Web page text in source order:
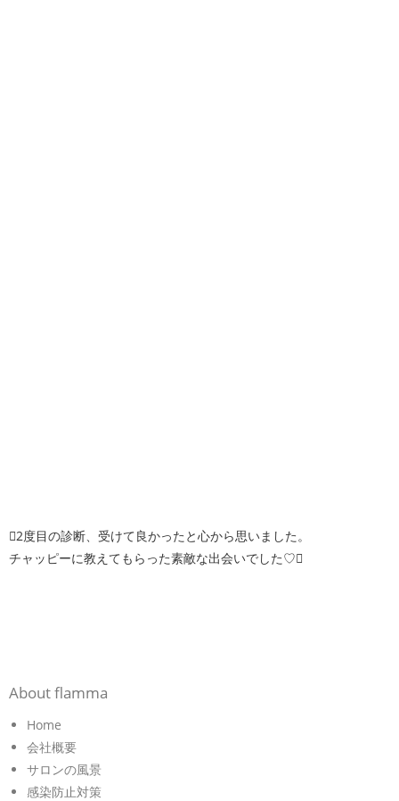
2度目の診断、受けて良かったと心から思いました。
チャッピーに教えてもらった素敵な出会いでした♡
About flamma
Home
会社概要
サロンの風景
感染防止対策